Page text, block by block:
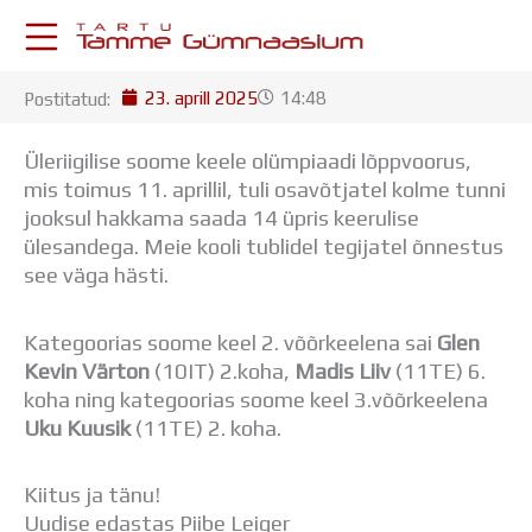
KESKKONNAD
Postkast
Drive
Tamme TV
Tamme Leht
ÕPPETÖÖ
Tunniplaan
Aastaplaan
Õppekava
Huviringid
Õpilastööd (UPT)
Postitatud: 23. aprill 2025 14:48
Üleriigilise soome keele olümpiaadi lõppvoorus,
mis toimus 11. aprillil, tuli osavõtjatel kolme tunni
jooksul hakkama saada 14 üpris keerulise
ülesandega. Meie kooli tublidel tegijatel õnnestus
see väga hästi.
Kategoorias soome keel 2. võõrkeelena sai Glen
Kevin Värton (10IT) 2.koha, Madis Liiv(11TE) 6.
koha ning kategoorias soome keel 3.võõrkeelena
Uku Kuusik(11TE) 2. koha.
Kiitus ja tänu!
Uudise edastas Piibe Leiger